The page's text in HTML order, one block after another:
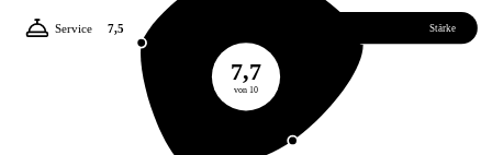
7,7
von 10
Stärke
Service 7,5